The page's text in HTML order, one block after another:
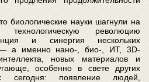
биологические науки шагнули на
революцию
и синергия нескольких
— а именно нано-, био-, ИТ, 3D-
новых материалов и
особенно в свете других
сегодня: появление людей,